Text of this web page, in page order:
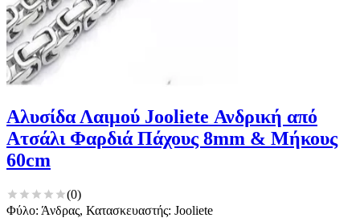
Αλυσίδα Λαιμού Jooliete Ανδρική από
Ατσάλι Φαρδιά Πάχους 8mm & Μήκους
60cm
(0)
Φύλο: Άνδρας, Κατασκευαστής: Jooliete